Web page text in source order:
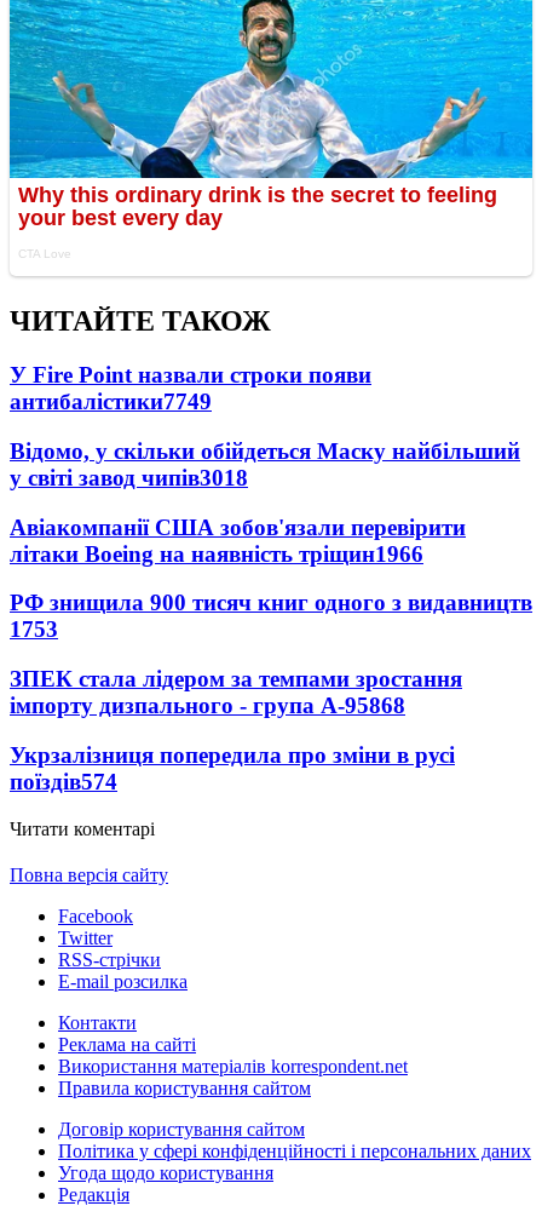
ЧИТАЙТЕ ТАКОЖ
У Fire Point назвали строки появи
антибалістики7749
Відомо, у скільки обійдеться Маску найбільший
у світі завод чипів3018
Авіакомпанії США зобов'язали перевірити
літаки Boeing на наявність тріщин1966
РФ знищила 900 тисяч книг одного з видавництв
1753
ЗПЕК стала лідером за темпами зростання
імпорту дизпального - група А-95868
Укрзалізниця попередила про зміни в русі
поїздів574
Читати коментарі
Повна версія сайту
Facebook
Twitter
RSS-стрічки
E-mail розсилка
Контакти
Реклама на сайті
Використання матеріалів korrespondent.net
Правила користування сайтом
Договір користування сайтом
Політика у сфері конфіденційності і персональних даних
Угода щодо користування
Редакція